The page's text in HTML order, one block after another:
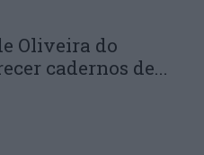
Oliveira do
cadernos de...